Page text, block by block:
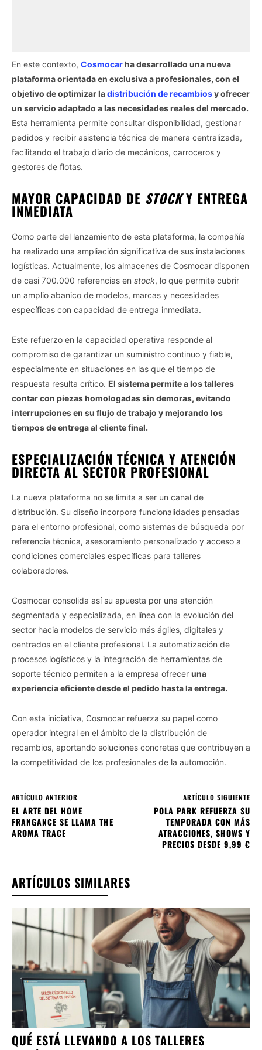
En este contexto, Cosmocarha desarrollado una nueva
plataforma orientada en exclusiva a profesionales, con el
objetivo de optimizar ladistribución de recambiosy ofrecer
un servicio adaptado a las necesidades reales del mercado.
Esta herramienta permite consultar disponibilidad, gestionar
pedidos y recibir asistencia técnica de manera centralizada,
facilitando el trabajo diario de mecánicos, carroceros y
gestores de flotas.
MAYOR CAPACIDAD DE STOCKY ENTREGA
INMEDIATA
Como parte del lanzamiento de esta plataforma, la compañía
ha realizado una ampliación significativa de sus instalaciones
logísticas. Actualmente, los almacenes de Cosmocar disponen
de casi 700.000 referencias en stock, lo que permite cubrir
un amplio abanico de modelos, marcas y necesidades
específicas con capacidad de entrega inmediata.
Este refuerzo en la capacidad operativa responde al
compromiso de garantizar un suministro continuo y fiable,
especialmente en situaciones en las que el tiempo de
respuesta resulta crítico. El sistema permite a los talleres
contar con piezas homologadas sin demoras, evitando
interrupciones en su flujo de trabajo y mejorando los
tiempos de entrega al cliente final.
ESPECIALIZACIÓN TÉCNICA Y ATENCIÓN
DIRECTA AL SECTOR PROFESIONAL
La nueva plataforma no se limita a ser un canal de
distribución. Su diseño incorpora funcionalidades pensadas
para el entorno profesional, como sistemas de búsqueda por
referencia técnica, asesoramiento personalizado y acceso a
condiciones comerciales específicas para talleres
colaboradores.
Cosmocar consolida así su apuesta por una atención
segmentada y especializada, en línea con la evolución del
sector hacia modelos de servicio más ágiles, digitales y
centrados en el cliente profesional. La automatización de
procesos logísticos y la integración de herramientas de
soporte técnico permiten a la empresa ofrecer una
experiencia eficiente desde el pedido hasta la entrega.
Con esta iniciativa, Cosmocar refuerza su papel como
operador integral en el ámbito de la distribución de
recambios, aportando soluciones concretas que contribuyen a
la competitividad de los profesionales de la automoción.
ARTÍCULO ANTERIOR
EL ARTE DEL HOME
FRANGANCE SE LLAMA THE
AROMA TRACE
ARTÍCULO SIGUIENTE
POLA PARK REFUERZA SU
TEMPORADA CON MÁS
ATRACCIONES, SHOWS Y
PRECIOS DESDE 9,99 €
ARTÍCULOS SIMILARES
QUÉ ESTÁ LLEVANDO A LOS TALLERES